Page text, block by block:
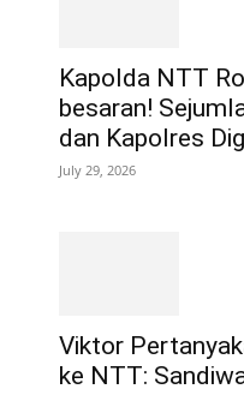
Kapolda NTT
besaran!
dan Kapolres
July 29, 2026
Viktor
ke NTT: